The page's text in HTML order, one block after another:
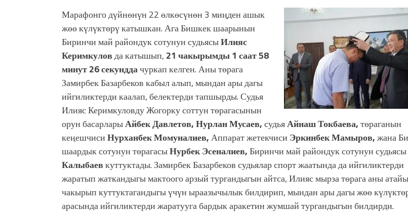
Марафонго дүйнөнүн 22 өлкөсүнөн 3 миңден ашык
жөө күлүктөрү катышкан. Ага Бишкек шаарынын
Биринчи май райондук сотунун судьясыИлияс
Керимкуловда катышып, 21 чакырымды 1 саат 58
минут 26 секунддачуркап келген. Аны төрага
Замирбек Базарбеков кабыл алып, мындан ары дагы
ийгиликтерди каалап, белектерди тапшырды. Судья
Илияс Керимкуловду Жогорку соттун төрагасынын
орун басарларыАйбек Давлетов, Нурлан Мусаев,судьяАйнаш Токбаева,төраганын
кеңешчисиНурханбек Момуналиев,Аппарат жетекчиси Эркинбек Мамыров,жана
шаардык сотунун төрагасыНурбек Эсеналиев,Биринчи май райондук сотунун судьясы
Калыбаевкуттуктады. Замирбек Базарбеков судьялар спорт жаатында да ийгиликтерди
жаратып жаткандыгы мактоого арзый тургандыгын айтса, Илияс мырза төрага аны
чакырып куттуктагандыгы үчүн ыраазычылык билдирип, мындан ары дагы жөө
арасында ийгиликтерди жаратууга бардык аракетин жумшай тургандыгын билдирди.